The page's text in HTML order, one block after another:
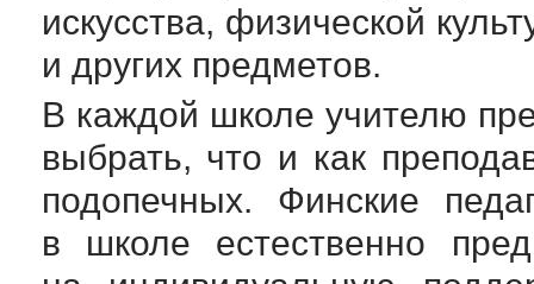
искусства, физической
и других предметов.
В каждой школе учителю
выбрать, что и как
подопечных. Финские
в школе естественно